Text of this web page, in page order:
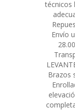
técnicos
Envío
Brazos